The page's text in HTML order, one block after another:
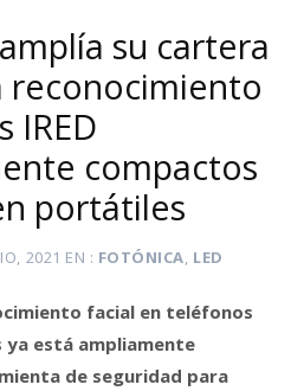
su cartera
reconocimiento
IRED
compactos
portátiles
2021 EN FOTÓNICA, LED
facial en teléfonos
está ampliamente
de seguridad para